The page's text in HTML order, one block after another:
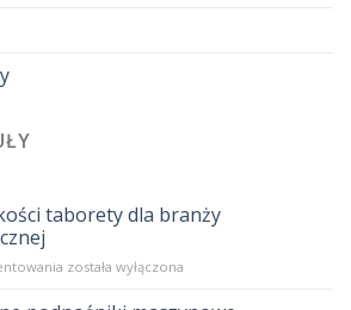
taborety dla branży
Wysokiej
taborety
została wyłączona